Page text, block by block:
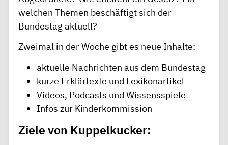
welchen Themen beschäftigt sich der
Bundestag aktuell?
Zweimal in der Woche gibt es neue Inhalte:
aktuelle Nachrichten aus dem Bundestag
kurze Erklärtexte und Lexikonartikel
Videos, Podcasts und Wissensspiele
Infos zur Kinderkommission
Ziele von Kuppelkucker: